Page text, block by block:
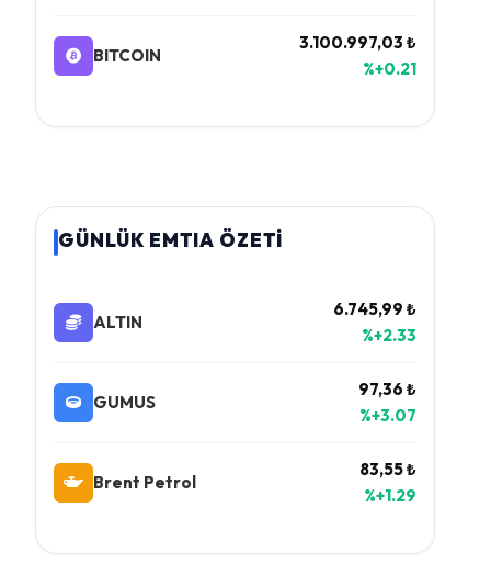
BITCOIN
3.100.997,03 ₺
%+0.21
GÜNLÜK EMTIA ÖZETİ
ALTIN
6.745,99 ₺
%+2.33
GUMUS
97,36 ₺
%+3.07
Brent Petrol
83,55 ₺
%+1.29